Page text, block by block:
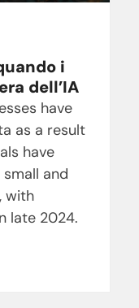
i
dell’IA
have
as a result
have
and
with
late 2024.